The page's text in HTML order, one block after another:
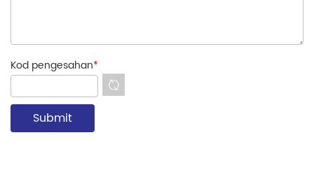
Kod pengesahan*